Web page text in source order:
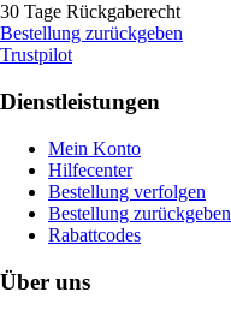
30 Tage Rückgaberecht
Bestellung zurückgeben
Trustpilot
Dienstleistungen
Mein Konto
Hilfecenter
Bestellung verfolgen
Bestellung zurückgeben
Rabattcodes
Über uns